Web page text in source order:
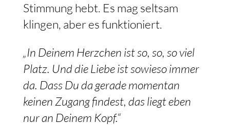
Stimmung hebt. Es mag seltsam
klingen, aber es funktioniert.
„In Deinem Herzchen ist so, so, so viel
Platz. Und die Liebe ist sowieso immer
da. Dass Du da gerade momentan
keinen Zugang findest, das liegt eben
nur an Deinem Kopf.“